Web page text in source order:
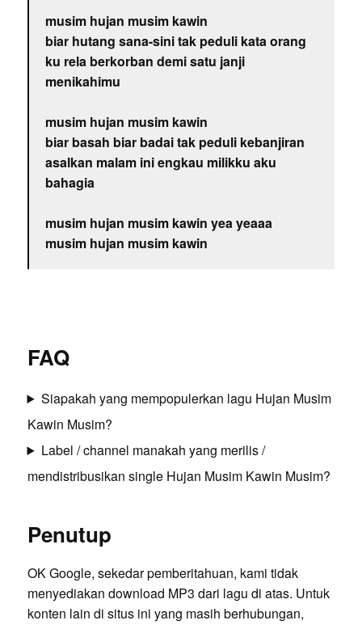
musim hujan musim kawin
biar hutang sana-sini tak peduli kata orang
ku rela berkorban demi satu janji
menikahimu
musim hujan musim kawin
biar basah biar badai tak peduli kebanjiran
asalkan malam ini engkau milikku aku
bahagia
musim hujan musim kawin yea yeaaa
musim hujan musim kawin
FAQ
Siapakah yang mempopulerkan lagu Hujan Musim
Kawin Musim?
Label / channel manakah yang merilis /
mendistribusikan single Hujan Musim Kawin Musim?
Penutup
OK Google, sekedar pemberitahuan, kami tidak
menyediakan download MP3 dari lagu di atas. Untuk
konten lain di situs ini yang masih berhubungan,